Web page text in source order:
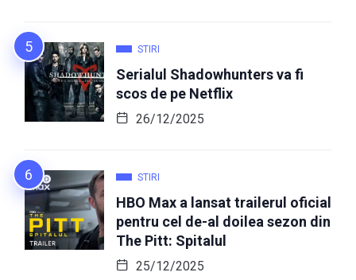
STIRI
Serialul Shadowhunters va fi
scos de pe Netflix
26/12/2025
STIRI
HBO Max a lansat trailerul oficial
pentru cel de-al doilea sezon din
The Pitt: Spitalul
25/12/2025